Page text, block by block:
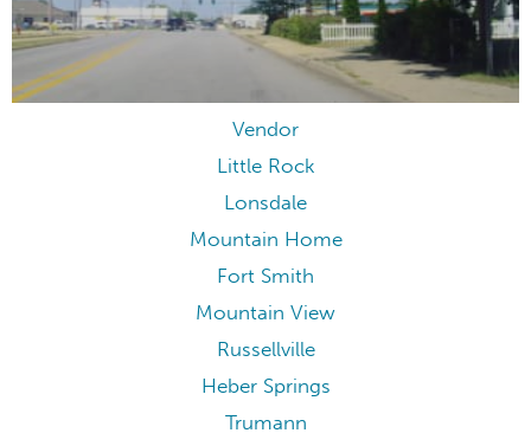
Vendor
Little Rock
Lonsdale
Mountain Home
Fort Smith
Mountain View
Russellville
Heber Springs
Trumann